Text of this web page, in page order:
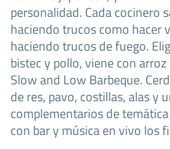
personalidad. Cada cocinero
haciendo trucos como hacer
haciendo trucos de fuego.
bistec y pollo, viene con arroz
Slow and Low Barbeque.
de res, pavo, costillas, alas y
complementarios de
con bar y música en vivo los